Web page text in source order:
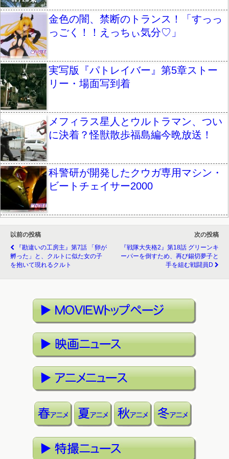
金色の闇、禁断のトランス！「すっっ
っごく！！えっちぃ気分♡」
実写版『パトレイバー』第5章ストー
リー・場面写到着
メフィラス星人とウルトラマン、つい
に決着？怪獣散歩福島編今晩放送！
科警研が開発したクウガ専用マシン・
ビートチェイサー2000
以前の投稿
『勘違いの工房主』第7話 「卵が
孵った」と、クルトに似た女の子
を抱いて現れるクルト
次の投稿
『戦隊大失格2』第18話 グリーンキ
ーパーを倒すため、再び錫切夢子と
手を組む戦闘員D